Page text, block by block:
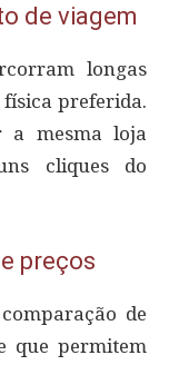
de viagem
longas
preferida.
a mesma loja
cliques do
preços
de
que permitem